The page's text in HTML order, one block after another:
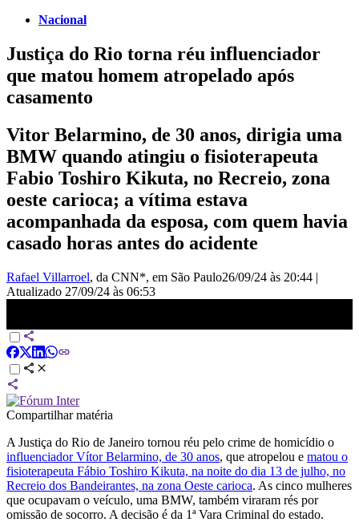
Nacional
Justiça do Rio torna réu influenciador
que matou homem atropelado após
casamento
Vitor Belarmino, de 30 anos, dirigia uma
BMW quando atingiu o fisioterapeuta
Fabio Toshiro Kikuta, no Recreio, zona
oeste carioca; a vítima estava
acompanhada da esposa, com quem havia
casado horas antes do acidente
Rafael Villarroel, da CNN*, em São Paulo26/09/24 às 20:44 |
Atualizado 27/09/24 às 06:53
Compartilhar matéria
A Justiça do Rio de Janeiro tornou réu pelo crime de homicídio o
influenciador Vítor Belarmino, de 30 anos, que atropelou e matou o
fisioterapeuta Fábio Toshiro Kikuta, na noite do dia 13 de julho, no
Recreio dos Bandeirantes, na zona Oeste carioca. As cinco mulheres
que ocupavam o veículo, uma BMW, também viraram rés por
omissão de socorro. A decisão é da 1ª Vara Criminal do estado.